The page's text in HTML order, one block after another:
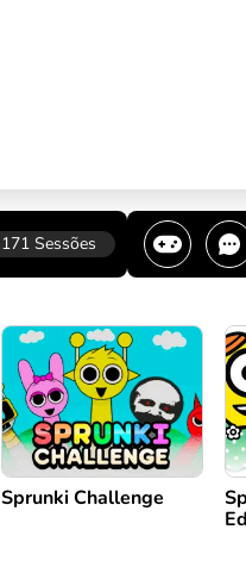
171 Sessões
Sprunki Challenge